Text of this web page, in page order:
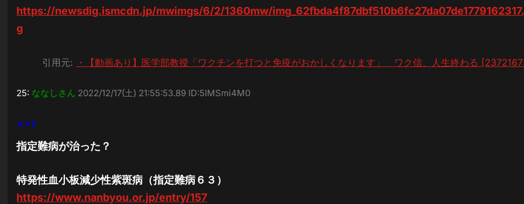
https://newsdig.ismcdn.jp/mwimgs/6/2/1360mw/
g
引用元: ・【動画あり】医学部教授「ワクチンを打つと免疫がおかしくなります」 ワク信、人生終わる
25: ななしさん 2022/12/17(土) 21:55:53.89 ID:5IMSmi4M0
>>1
指定難病が治った？
特発性血小板減少性紫斑病（指定難病６３）
https://www.nanbyou.or.jp/entry/157